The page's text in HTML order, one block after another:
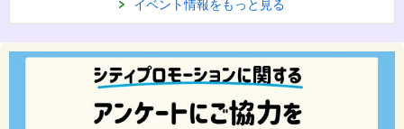
イベント情報をもっと見る